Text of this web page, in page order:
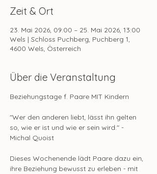
Zeit & Ort
23. Mai 2026, 09:00 – 25. Mai 2026, 13:00
Wels | Schloss Puchberg, Puchberg 1,
4600 Wels, Österreich
Über die Veranstaltung
Beziehungstage f. Paare MIT Kindern
"Wer den anderen liebt, lässt ihn gelten
so, wie er ist und wie er sein wird." -
Michal Quoist
Dieses Wochenende lädt Paare dazu ein,
ihre Beziehung bewusst zu erleben - mit